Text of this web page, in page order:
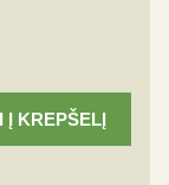
Į KREPŠELĮ